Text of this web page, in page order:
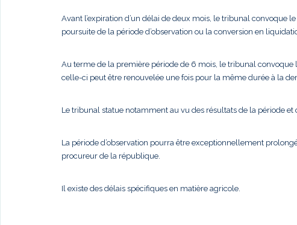
Avant l’expiration d’un délai de deux mois, le tribunal convoque
poursuite de la période d’observation ou la conversion en
Au terme de la première période de 6 mois, le tribunal
celle-ci peut être renouvelée une fois pour la même durée à la
Le tribunal statue notamment au vu des résultats de la période et
La période d’observation pourra être exceptionnellement
procureur de la république.
Il existe des délais spécifiques en matière agricole.